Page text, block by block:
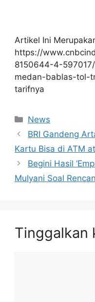
Artikel Ini
https://
8150644-4-
medan-bablas-tol-
tarifnya
Kategori
News
BRI Gandeng
Kartu Bisa di ATM
Begini Hasil
Mulyani Soal
Tinggalkan